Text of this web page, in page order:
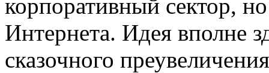
корпоративный сектор,
Интернета. Идея вполне
сказочного